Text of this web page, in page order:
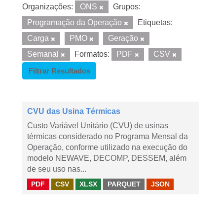
Organizações: ONS
Grupos:
Programação da Operação
Etiquetas:
Carga
PMO
Geração
Semanal
Formatos: PDF
CSV
Filtrar Resultados
CVU das Usina Térmicas
Custo Variável Unitário (CVU) de usinas
térmicas considerado no Programa Mensal da
Operação, conforme utilizado na execução do
modelo NEWAVE, DECOMP, DESSEM, além
de seu uso nas...
PDF CSV XLSX PARQUET JSON